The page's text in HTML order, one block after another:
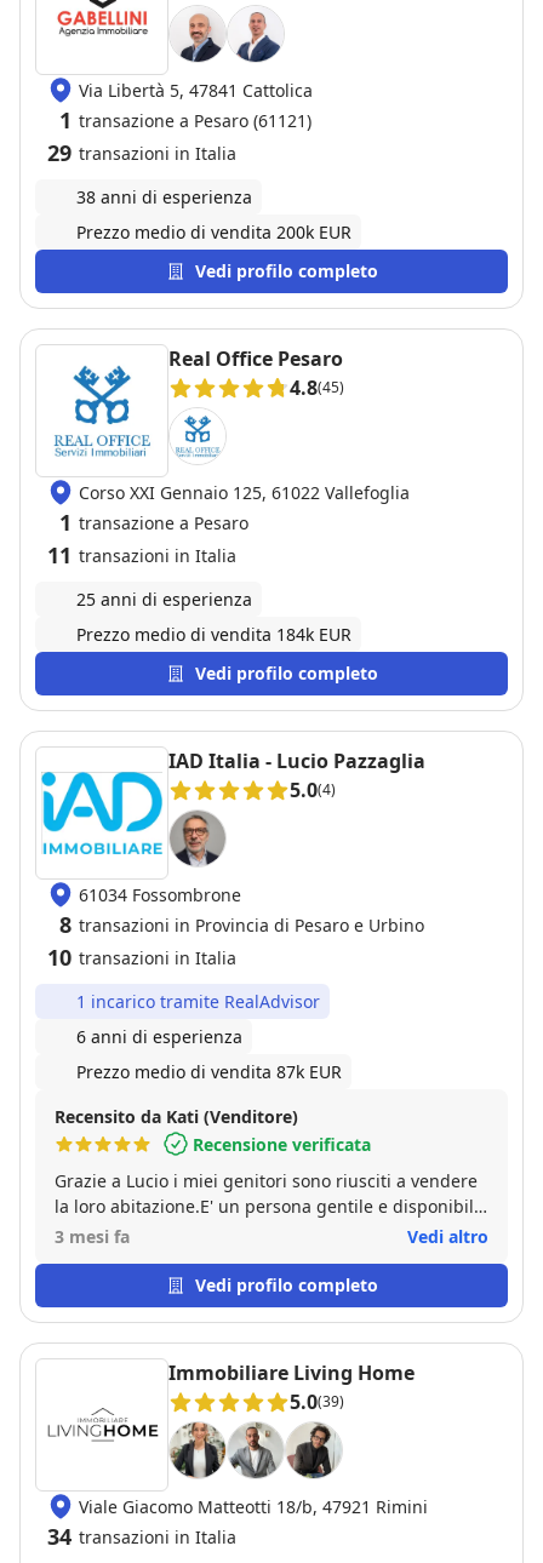
Via Libertà 5, 47841 Cattolica
1 transazione a Pesaro (61121)
29 transazioni in Italia
38 anni di esperienza
Prezzo medio di vendita 200k EUR
Vedi profilo completo
Real Office Pesaro
4.8(45)
Corso XXI Gennaio 125, 61022 Vallefoglia
1 transazione a Pesaro
11 transazioni in Italia
25 anni di esperienza
Prezzo medio di vendita 184k EUR
Vedi profilo completo
IAD Italia - Lucio Pazzaglia
5.0(4)
61034 Fossombrone
8 transazioni in Provincia di Pesaro e Urbino
10 transazioni in Italia
1 incarico tramite RealAdvisor
6 anni di esperienza
Prezzo medio di vendita 87k EUR
Recensito da Kati (Venditore)
Recensione verificata
Grazie a Lucio i miei genitori sono riusciti a vendere
la loro abitazione.E' un persona gentile e disponibile
e ci siamo trovati bene.
3 mesi fa Vedi altro
Vedi profilo completo
Immobiliare Living Home
5.0(39)
Viale Giacomo Matteotti 18/b, 47921 Rimini
34 transazioni in Italia